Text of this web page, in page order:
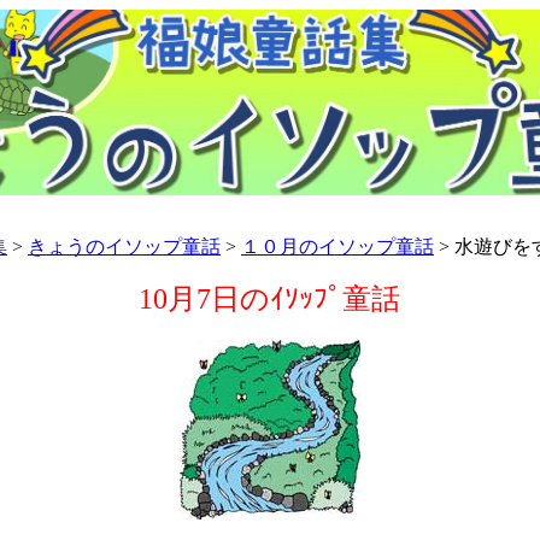
> きょうのイソップ童話 > １０月のイソップ童話 > 水遊びを
10月7日のｲｿｯﾌﾟ童話